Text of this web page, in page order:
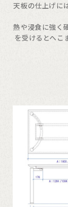
天板の仕上げに
熱や浸食に強く
を受けるとへこ